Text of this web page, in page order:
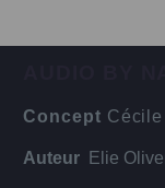
Concept
Auteur Elie